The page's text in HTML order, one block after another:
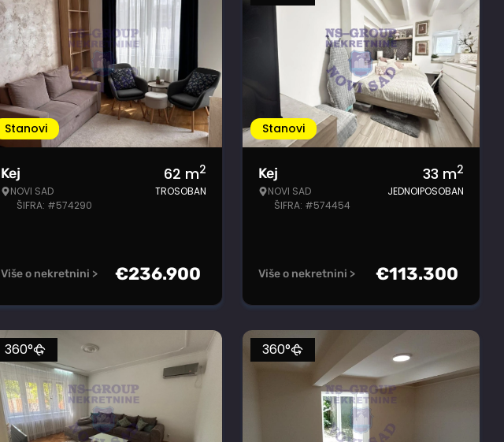
Stanovi
Kej
NOVI SAD
ŠIFRA: #574290
62 m2
TROSOBAN
Više o nekretnini > €236.900
Stanovi
Kej
NOVI SAD
ŠIFRA: #574454
33 m2
JEDNOIPOSOBAN
Više o nekretnini > €113.300
360° 360°